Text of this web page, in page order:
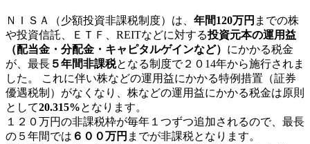
ＮＩＳＡ（少額投資非課税制度）は、 年間120万円 までの株
や投資信託、ＥＴＦ、REITなどに対する投資元本の運用益
（配当金・分配金・キャピタルゲインなど） にかかる税金
が、最長 ５年間非課税となる制度で２０14年から施行されま
した。 これに伴い株などの運用益にかかる特例措置（証券
優遇税制）がなくなり、株などの運用益にかかる税金は原則
として20.315%となります。
１２０万円の非課税枠が毎年１つずつ追加されるので、最長
の５年間では ６００万円 までが非課税となります。